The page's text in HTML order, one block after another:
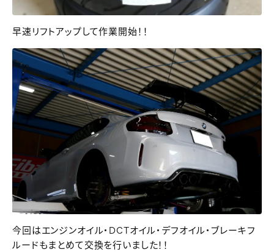
早速リフトアップして作業開始！！
今回はエンジンオイル・DCTオイル・デフオイル・ブレーキフ
ルードもまとめて交換を行いました！！